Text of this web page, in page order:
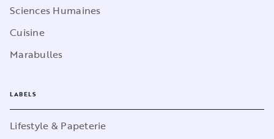
Sciences Humaines
Cuisine
Marabulles
LABELS
Lifestyle & Papeterie